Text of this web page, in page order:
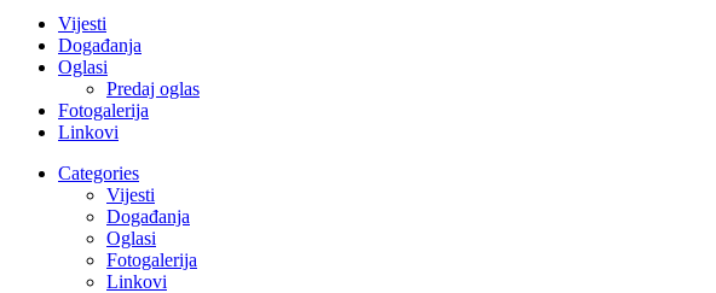
Vijesti
Događanja
Oglasi
Predaj oglas
Fotogalerija
Linkovi
Categories
Vijesti
Događanja
Oglasi
Fotogalerija
Linkovi